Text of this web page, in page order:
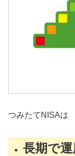
つみたてNISAは
長期で